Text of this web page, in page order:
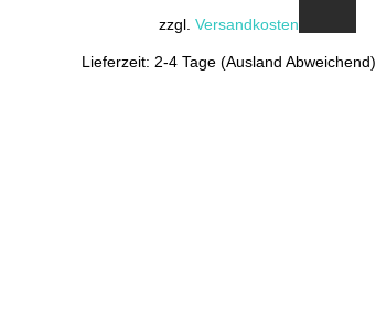
zzgl.Versandkosten
Lieferzeit: 2-4 Tage (Ausland Abweichend)